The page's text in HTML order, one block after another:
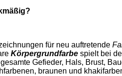
für neu auftretende
Körpergrundfarbe spielt bei
Gefieder, Hals, Brust,
braunen und